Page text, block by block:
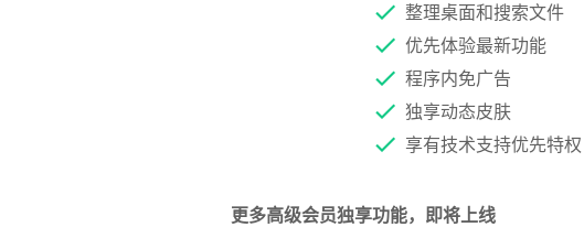
整理桌面和搜索文件
优先体验最新功能
程序内免广告
独享动态皮肤
享有技术支持优先特权
更多高级会员独享功能，即将上线